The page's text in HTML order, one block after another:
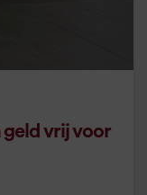
geld vrij voor